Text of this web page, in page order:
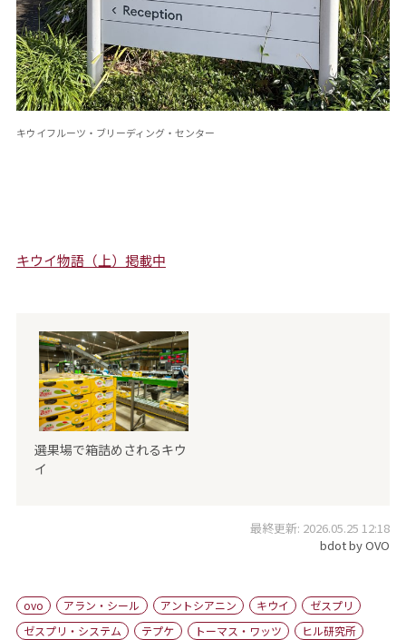
キウイフルーツ・ブリーディング・センター
キウイ物語（上）掲載中
選果場で箱詰めされるキウ
イ
最終更新: 2026.05.25 12:18
bdot by OVO
ovo アラン・シール アントシアニン キウイ
ゼスプリ
ゼスプリ・システム
テプケ トーマス・ワッツ
ヒル研究所